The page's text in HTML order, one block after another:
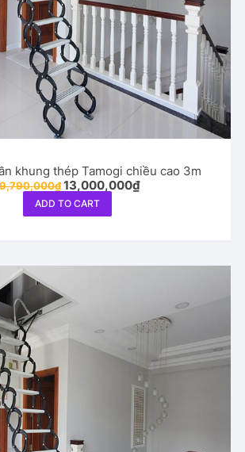
khung thép Tamogi chiều cao 3m
₫Original
price
was:
19,790,000₫.
13,000,000₫Current
price
ADD TO CART